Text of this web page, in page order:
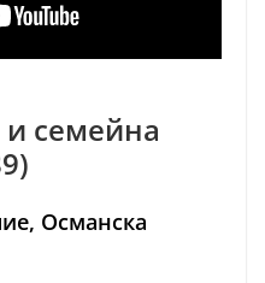
семейна
Османска